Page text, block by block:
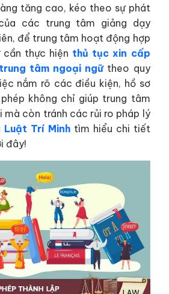
tăng cao, kéo theo sự phát
các trung tâm giảng dạy
để trung tâm hoạt động hợp
thực hiện thủ tục xin cấp
tâm ngoại ngữtheo quy
nắm rõ các điều kiện, hồ sơ
không chỉ giúp trung tâm
mà còn tránh các rủi ro pháp lý
Luật Trí Minhtìm hiểu chi tiết
đây!